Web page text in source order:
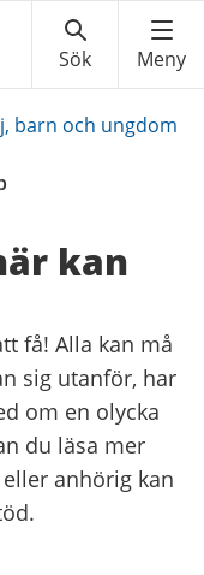
barn och ungdom
kan
få! Alla kan må
sig utanför, har
om en olycka
du läsa mer
anhörig kan